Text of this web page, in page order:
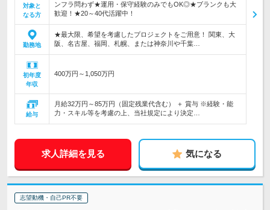
対象と
なる方
ンフラ問わず★運用・保守経験のみでもOK◎★ブランクも大
歓迎！★20～40代活躍中！
勤務地
★最大限、希望を考慮したプロジェクトをご用意！ 関東、大
阪、名古屋、福岡、札幌、または神奈川や千葉…
初年度
年収
400万円～1,050万円
給与
月給32万円～85万円（固定残業代含む） ＋ 賞与 ※経験・能
力・スキル等を考慮の上、当社規定により決定…
求人詳細を見る 気になる
志望動機・自己PR不要